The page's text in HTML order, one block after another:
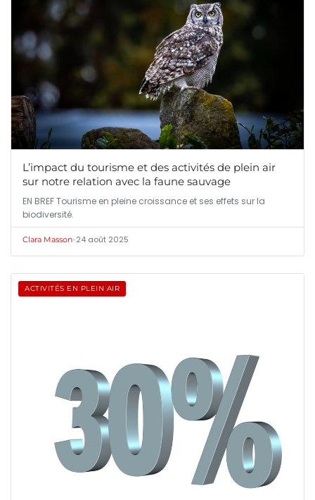
L’impact du tourisme et des activités de plein air
sur notre relation avec la faune sauvage
EN BREF Tourisme en pleine croissance et ses effets sur la
biodiversité.
Clara Masson•24 août 2025
ACTIVITÉS EN PLEIN AIR